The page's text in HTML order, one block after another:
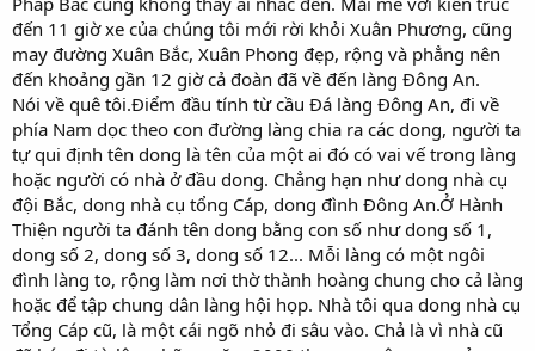
đến 11 giờ xe của chúng tôi mới rời khỏi Xuân Phương, cũng
may đường Xuân Bắc, Xuân Phong đẹp, rộng và phẳng nên
đến khoảng gần 12 giờ cả đoàn đã về đến làng Đông An.
Nói về quê tôi.Điểm đầu tính từ cầu Đá làng Đông An, đi về
phía Nam dọc theo con đường làng chia ra các dong, người ta
tự qui định tên dong là tên của một ai đó có vai vế trong làng
hoặc người có nhà ở đầu dong. Chẳng hạn như dong nhà cụ
đội Bắc, dong nhà cụ tổng Cáp, dong đình Đông An.Ở Hành
Thiện người ta đánh tên dong bằng con số như dong số 1,
dong số 2, dong số 3, dong số 12... Mỗi làng có một ngôi
đình làng to, rộng làm nơi thờ thành hoàng chung cho cả làng
hoặc để tập chung dân làng hội họp. Nhà tôi qua dong nhà cụ
Tổng Cáp cũ, là một cái ngõ nhỏ đi sâu vào. Chả là vì nhà cũ